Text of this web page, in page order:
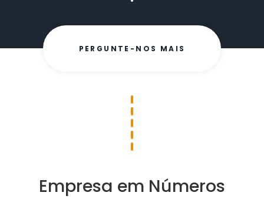
PERGUNTE-NOS MAIS
Empresa em Números